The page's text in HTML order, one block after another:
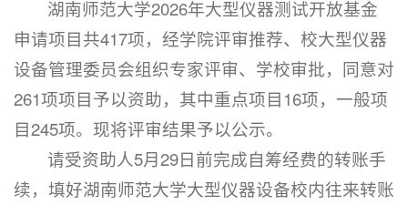
湖南师范大学2026年大型仪器测试开放基金
申请项目共417项，经学院评审推荐、校大型仪器
设备管理委员会组织专家评审、学校审批，同意对
261项项目予以资助，其中重点项目16项，一般项
目245项。现将评审结果予以公示。
请受资助人5月29日前完成自筹经费的转账手
续，填好湖南师范大学大型仪器设备校内往来转账